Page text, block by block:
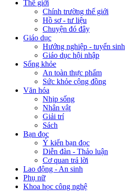
Thế giới
Chính trường thế giới
Hồ sơ - tư liệu
Chuyện đó đây
Giáo dục
Hướng nghiệp - tuyển sinh
Giáo dục hội nhập
Sống khỏe
An toàn thực phẩm
Sức khỏe cộng đồng
Văn hóa
Nhịp sống
Nhân vật
Giải trí
Sách
Bạn đọc
Ý kiến bạn đọc
Diễn đàn - Thảo luận
Cơ quan trả lời
Lao động - An sinh
Phụ nữ
Khoa học công nghệ